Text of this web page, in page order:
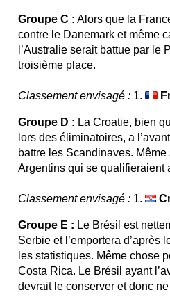
Groupe C : Alors que la
contre le Danemark et même
l’Australie serait battue par le
troisième place.
Classement envisagé : 1.
Groupe D : La Croatie, bien
lors des éliminatoires, a
battre les Scandinaves.
Argentins qui se qualifieraient
Classement envisagé : 1.
Groupe E : Le Brésil est
Serbie et l’emportera d’après
les statistiques. Même chose
Costa Rica. Le Brésil ayant
devrait le conserver et donc